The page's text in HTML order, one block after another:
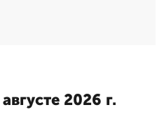
2026 г.